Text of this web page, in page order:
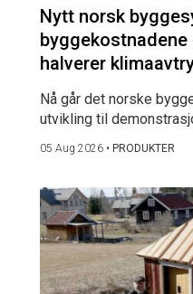
Nytt norsk
halverer
Nå går det norske
utvikling til
05 Aug 2026 • PRODUKTER